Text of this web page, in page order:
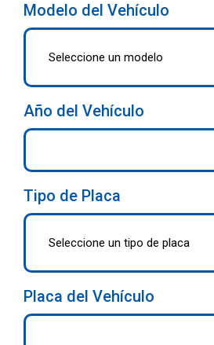
Modelo del Vehículo
Año del Vehículo
Tipo de Placa
Placa del Vehículo